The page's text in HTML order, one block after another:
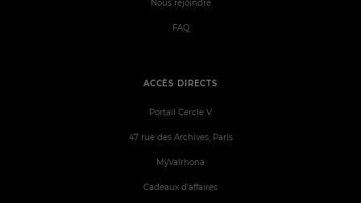
ACCÈS DIRECTS
Portail Cercle V
47 rue des Archives, Paris
MyValrhona
Cadeaux d'affaires
Nous rejoindre
FAQ